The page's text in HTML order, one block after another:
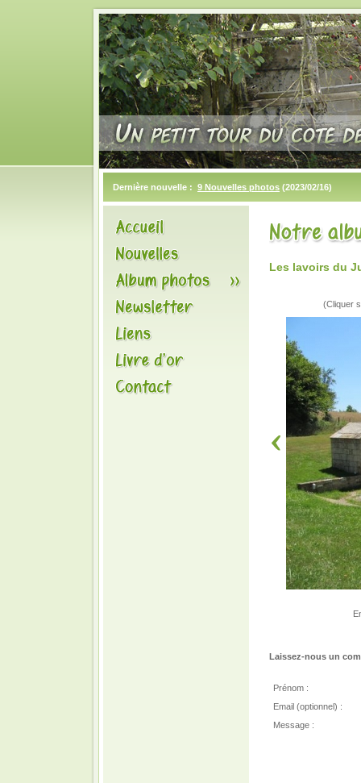
Dernière nouvelle : 9 Nouvelles photos (2023/02/16)
Les lavoirs du
(Cliquer
Laissez-nous un
Prénom :
Email (optionnel) :
Message :